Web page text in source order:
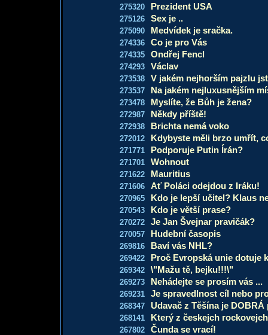
275320 Prezident USA
275126 Sex je ..
275090 Medvídek je sračka.
274336 Co je pro Vás
274335 Ondřej Fencl
274293 Václav
273538 V jakém nejhorším pajzlu
273537 Na jakém nejluxusnějším
273478 Myslíte, že Bůh je žena?
272987 Někdy příště!
272938 Brichta nemá voko
272012 Kdybyste měli brzo umřít,
271771 Podporuje Putin Írán?
271701 Wohnout
271622 Mauritius
271606 Ať Poláci odejdou z Iráku!
270965 Kdo je lepší učitel? Klaus
270543 Kdo je větší prase?
270272 Je Jan Švejnar pravičák?
270057 Hudební časopis
269816 Baví vás NHL?
269422 Proč Evropská unie dotuje
269342 \"Mažu tě, bejku!!!\"
269273 Nehádejte se prosím vás ...
269231 Je spravedlnost cíl nebo
268347 Udavač z Těšína je
268141 Který z českejch
267802 Čunda se vrací!